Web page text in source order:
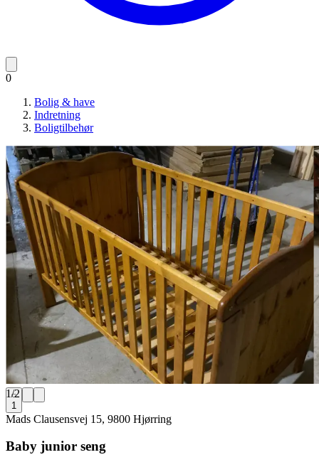
0
Bolig & have
Indretning
Boligtilbehør
1/2
1
Mads Clausensvej 15, 9800 Hjørring
Baby junior seng